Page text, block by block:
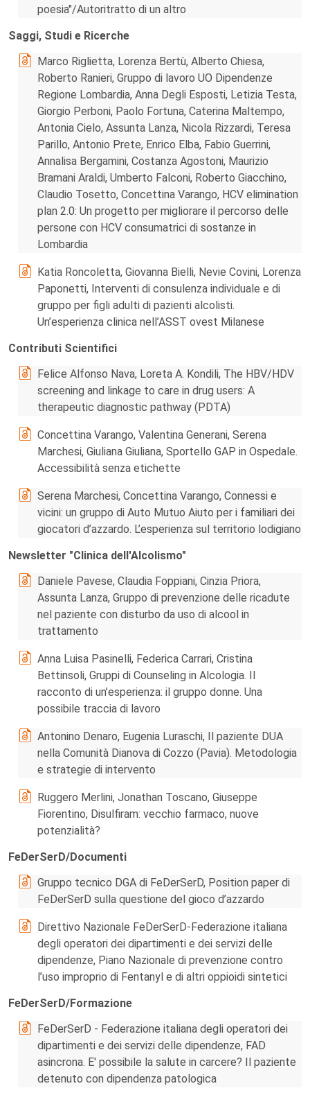
poesia"/Autoritratto di un altro
Saggi, Studi e Ricerche
Marco Riglietta, Lorenza Bertù, Alberto Chiesa,
Roberto Ranieri, Gruppo di lavoro UO Dipendenze
Regione Lombardia, Anna Degli Esposti, Letizia Testa,
Giorgio Perboni, Paolo Fortuna, Caterina Maltempo,
Antonia Cielo, Assunta Lanza, Nicola Rizzardi, Teresa
Parillo, Antonio Prete, Enrico Elba, Fabio Guerrini,
Annalisa Bergamini, Costanza Agostoni, Maurizio
Bramani Araldi, Umberto Falconi, Roberto Giacchino,
Claudio Tosetto, Concettina Varango, HCV elimination
plan 2.0: Un progetto per migliorare il percorso delle
persone con HCV consumatrici di sostanze in
Lombardia
Katia Roncoletta, Giovanna Bielli, Nevie Covini, Lorenza
Paponetti, Interventi di consulenza individuale e di
gruppo per figli adulti di pazienti alcolisti.
Un’esperienza clinica nell’ASST ovest Milanese
Contributi Scientifici
Felice Alfonso Nava, Loreta A. Kondili, The HBV/HDV
screening and linkage to care in drug users: A
therapeutic diagnostic pathway (PDTA)
Concettina Varango, Valentina Generani, Serena
Marchesi, Giuliana Giuliana, Sportello GAP in Ospedale.
Accessibilità senza etichette
Serena Marchesi, Concettina Varango, Connessi e
vicini: un gruppo di Auto Mutuo Aiuto per i familiari dei
giocatori d’azzardo. L’esperienza sul territorio lodigiano
Newsletter "Clinica dell'Alcolismo"
Daniele Pavese, Claudia Foppiani, Cinzia Priora,
Assunta Lanza, Gruppo di prevenzione delle ricadute
nel paziente con disturbo da uso di alcool in
trattamento
Anna Luisa Pasinelli, Federica Carrari, Cristina
Bettinsoli, Gruppi di Counseling in Alcologia. Il
racconto di un’esperienza: il gruppo donne. Una
possibile traccia di lavoro
Antonino Denaro, Eugenia Luraschi, Il paziente DUA
nella Comunità Dianova di Cozzo (Pavia). Metodologia
e strategie di intervento
Ruggero Merlini, Jonathan Toscano, Giuseppe
Fiorentino, Disulfiram: vecchio farmaco, nuove
potenzialità?
FeDerSerD/Documenti
Gruppo tecnico DGA di FeDerSerD, Position paper di
FeDerSerD sulla questione del gioco d’azzardo
Direttivo Nazionale FeDerSerD-Federazione italiana
degli operatori dei dipartimenti e dei servizi delle
dipendenze, Piano Nazionale di prevenzione contro
l’uso improprio di Fentanyl e di altri oppioidi sintetici
FeDerSerD/Formazione
FeDerSerD - Federazione italiana degli operatori dei
dipartimenti e dei servizi delle dipendenze, FAD
asincrona. E' possibile la salute in carcere? Il paziente
detenuto con dipendenza patologica